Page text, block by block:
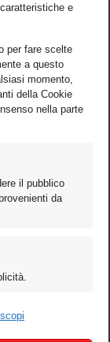
e
per fare scelte
a questo
momento,
della Cookie
nella parte
il pubblico
da